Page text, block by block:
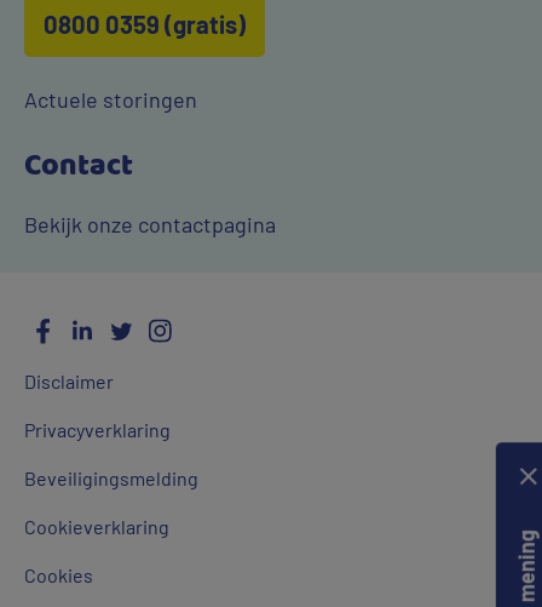
0800 0359 (gratis)
Actuele storingen
Contact
Bekijk onze contactpagina
Algemene
Disclaimer
Privacyverklaring
Beveiligingsmelding
Cookieverklaring
Cookies
Social
Media
Facebook
LinkedInTwitter